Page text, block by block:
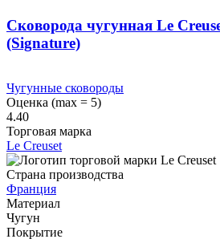
Сковорода чугунная Le
(Signature)
Чугунные сковороды
Оценка (max = 5)
4.40
Торговая марка
Le Creuset
Страна производства
Франция
Материал
Чугун
Покрытие